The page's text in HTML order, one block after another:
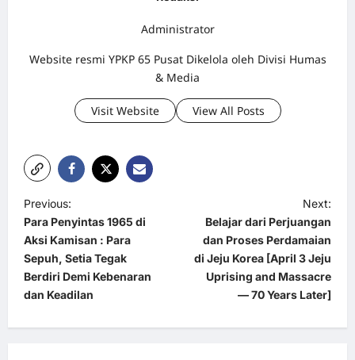
Administrator
Website resmi YPKP 65 Pusat Dikelola oleh Divisi Humas
& Media
Visit Website View All Posts
P
o
s
t
n
a
Previous:
Para Penyintas 1965 di
Aksi Kamisan : Para
Sepuh, Setia Tegak
Berdiri Demi Kebenaran
dan Keadilan
Next:
Belajar dari Perjuangan
dan Proses Perdamaian
di Jeju Korea [April 3 Jeju
Uprising and Massacre
— 70 Years Later]